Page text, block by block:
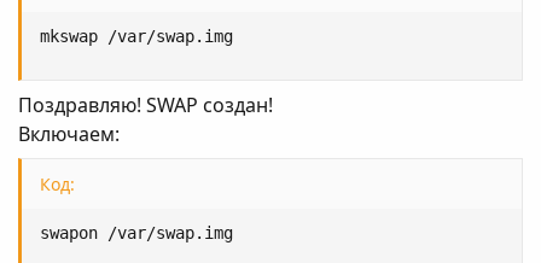
mkswap /var/swap.img
Поздравляю! SWAP создан!
Включаем:
Код:
swapon /var/swap.img